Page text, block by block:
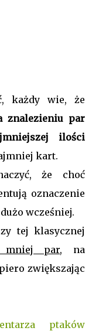
każdy wie, że
znalezieniu par
ilości
kart.
że choć
oznaczenie
wcześniej.
tej klasycznej
mniej par, na
zwiększając
ptaków